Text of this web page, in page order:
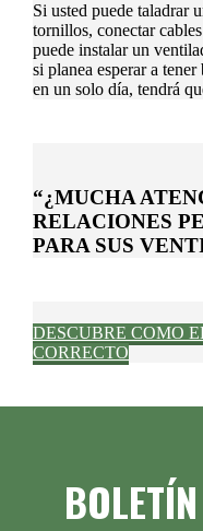
Si usted puede taladrar
tornillos, conectar
puede instalar un
si planea esperar a
en un solo día, tendrá
“¿MUCHA
RELACIONES
PARA SUS
DESCUBRE COMO
CORRECTO